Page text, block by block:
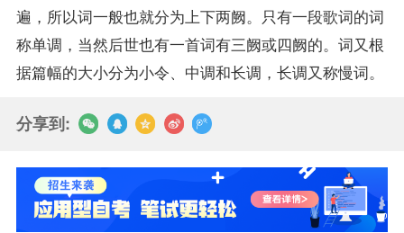
遍，所以词一般也就分为上下两阙。只有一段歌词的词
称单调，当然后世也有一首词有三阙或四阙的。词又根
据篇幅的大小分为小令、中调和长调，长调又称慢词。
分享到: